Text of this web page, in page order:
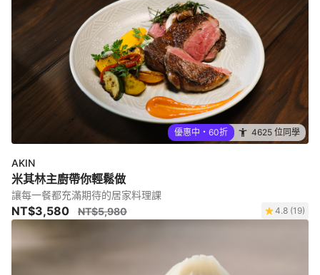
優惠中・60折 4625 位同學
AKIN
米其林主廚帶你輕鬆做
讓每一餐都充滿期待的居家料理課
NT$3,580 NT$5,980 4.8 (19)